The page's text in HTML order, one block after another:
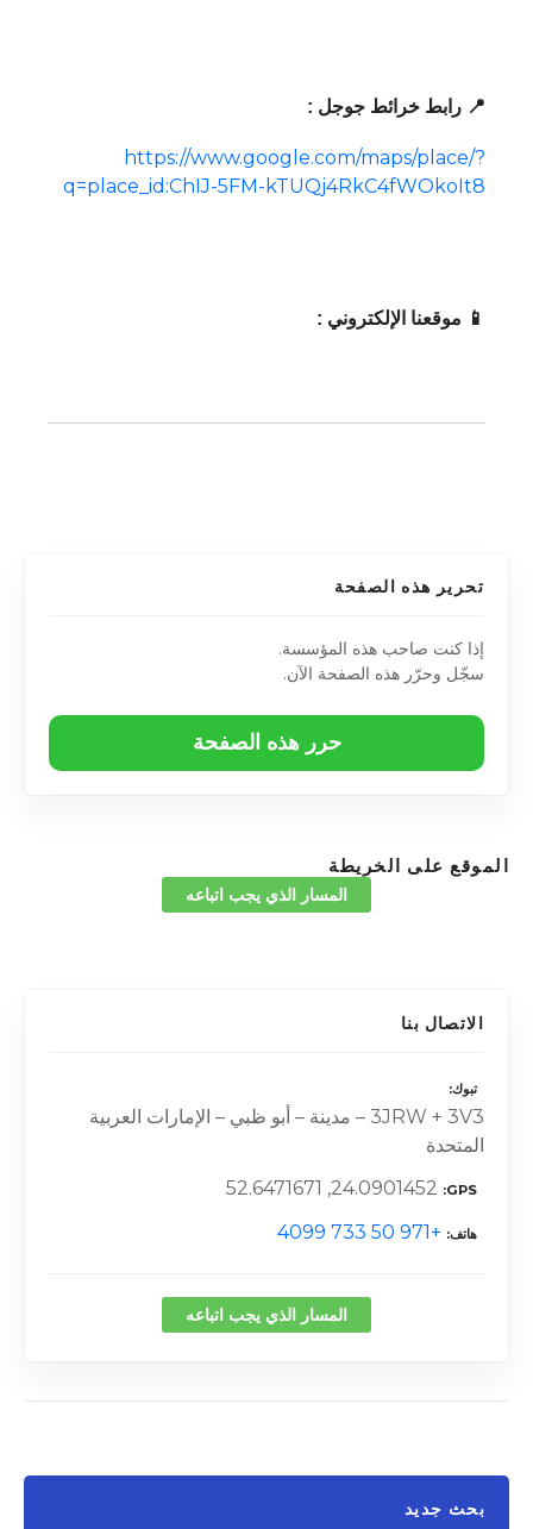
📍 رابط خرائط جوجل :
https://www.google.com/maps/place/?
q=place_id:ChIJ-5FM-kTUQj4RkC4fWOkoIt8
📱 موقعنا الإلكتروني :
تحرير هذه الصفحة
إذا كنت صاحب هذه المؤسسة.
سجّل وحرّر هذه الصفحة الآن.
حرر هذه الصفحة
الموقع على الخريطة
المسار الذي يجب اتباعه
الاتصال بنا
تبوك
3JRW + 3V3 – مدينة – أبو ظبي – الإمارات العربية
المتحدة
GPS
24.0901452, 52.6471671
هاتف +971 50 733 4099
المسار الذي يجب اتباعه
بحث جديد